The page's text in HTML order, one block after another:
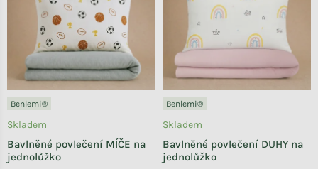
Benlemi®
Bavlněné povlečení MÍČE na
jednolůžko
Skladem
Benlemi®
Bavlněné povlečení DUHY na
jednolůžko
Skladem